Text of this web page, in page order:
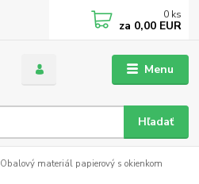
Menu
Hľadať
0 ks
za 0,00 EUR
Obalový materiál papierový s okienkom